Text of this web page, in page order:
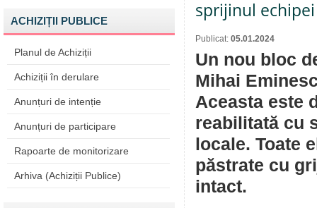
ACHIZIȚII PUBLICE
Planul de Achiziții
Achiziții în derulare
Anunțuri de intenție
Anunțuri de participare
Rapoarte de monitorizare
Arhiva (Achiziții Publice)
sprijinul
Publicat: 05.01.2024
Un nou bloc
Mihai
Aceasta este
reabilitată cu
locale. Toate
păstrate cu
intact.